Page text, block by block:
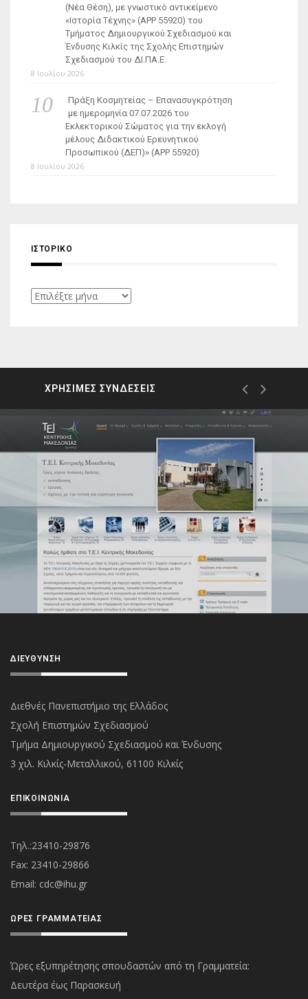
(Νέα Θέση), με γνωστικό αντικείμενο
«Ιστορία Τέχνης» (ΑΡΡ 55920) του
Τμήματος Δημιουργικού Σχεδιασμού και
Ένδυσης Κιλκίς της Σχολής Επιστημών
Σχεδιασμού του ΔΙ.ΠΑ.Ε.
8 Ιουλίου 2026
Πράξη Κοσμητείας – Επανασυγκρότηση
με ημερομηνία 07.07.2026 του
Εκλεκτορικού Σώματος για την εκλογή
μέλους Διδακτικού Ερευνητικού
Προσωπικού (ΔΕΠ)» (APP 55920)
8 Ιουλίου 2026
ΙΣΤΟΡΙΚΌ
Ιστορικό
ΧΡΗΣΙΜΕΣ ΣΥΝΔΕΣΕΙΣ
ΔΙΕΎΘΥΝΣΗ
Διεθνές Πανεπιστήμιο της Ελλάδος
Σχολή Επιστημών Σχεδιασμού
Τμήμα Δημιουργικού Σχεδιασμού και Ένδυσης
3 χιλ. Κιλκίς-Μεταλλικού, 61100 Κιλκίς
ΕΠΙΚΟΙΝΩΝΊΑ
Τηλ.:23410-29876
Fax: 23410-29866
Εmail: cdc@ihu.gr
ΏΡΕΣ ΓΡΑΜΜΑΤΕΊΑΣ
Ώρες εξυπηρέτησης σπουδαστών από τη Γραμματεία:
Δευτέρα έως Παρασκευή